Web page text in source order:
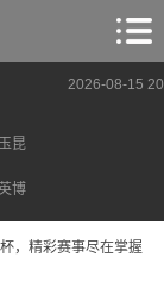
2026-08-15
昆
博
，精彩赛事尽在掌握